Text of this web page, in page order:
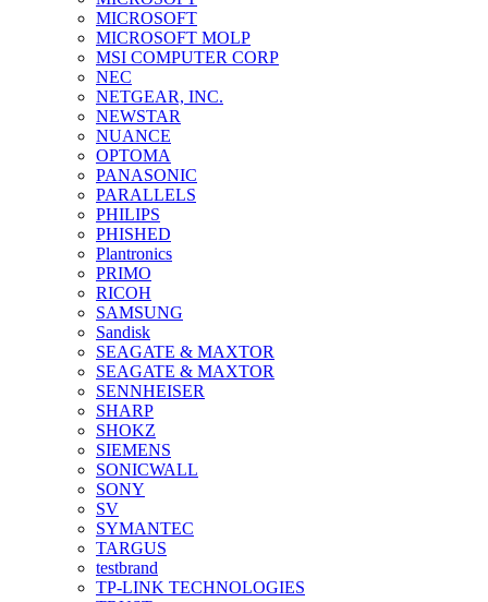
MICROSOFT
MICROSOFT MOLP
MSI COMPUTER CORP
NEC
NETGEAR, INC.
NEWSTAR
NUANCE
OPTOMA
PANASONIC
PARALLELS
PHILIPS
PHISHED
Plantronics
PRIMO
RICOH
SAMSUNG
Sandisk
SEAGATE & MAXTOR
SEAGATE & MAXTOR
SENNHEISER
SHARP
SHOKZ
SIEMENS
SONICWALL
SONY
SV
SYMANTEC
TARGUS
testbrand
TP-LINK TECHNOLOGIES